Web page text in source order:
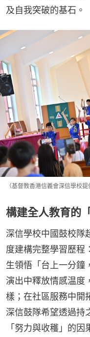
及自我突破的基石。
（基督教香港信義會深信學校提
構建全人教育的
深信學校中國鼓校隊
度建構完整學習歷程
生領悟「台上一分鐘
演出中釋放情感温度
樣；在社區服務中開
深信鼓隊希望透過持
「努力與收穫」的